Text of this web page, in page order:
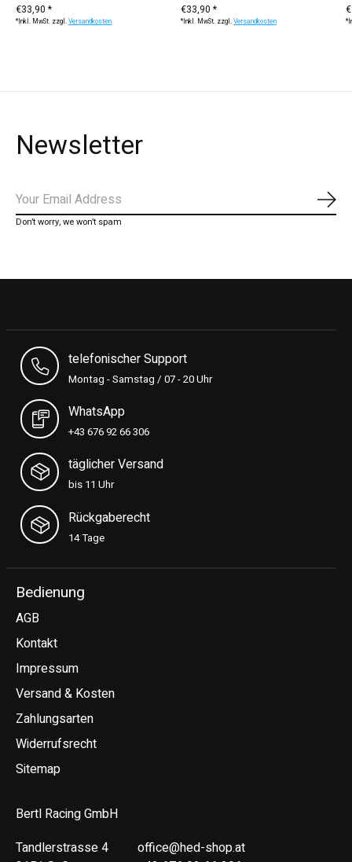
€33,90 *
*Inkl. MwSt. zzgl.Versandkosten
€33,90 *
*Inkl. MwSt. zzgl.Versandkosten
Newsletter
Don’t worry, we won’t spam
telefonischer Support
Montag - Samstag / 07 - 20 Uhr
WhatsApp
+43 676 92 66 306
täglicher Versand
bis 11 Uhr
Rückgaberecht
14 Tage
Bedienung
AGB
Kontakt
Impressum
Versand & Kosten
Zahlungsarten
Widerrufsrecht
Sitemap
Bertl Racing GmbH
Tandlerstrasse 4
office@hed-shop.at